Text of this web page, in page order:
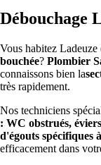
Débouchage
Vous habitez
bouchée? Plombier
connaissons bien la
très rapidement.
Nos techniciens
: WC obstrués,
d'égouts spécifiques
efficacement dans